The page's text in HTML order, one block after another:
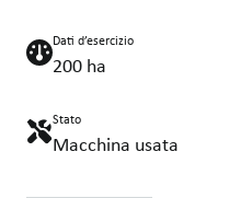
Dati d’esercizio
200 ha
Stato
Macchina usata